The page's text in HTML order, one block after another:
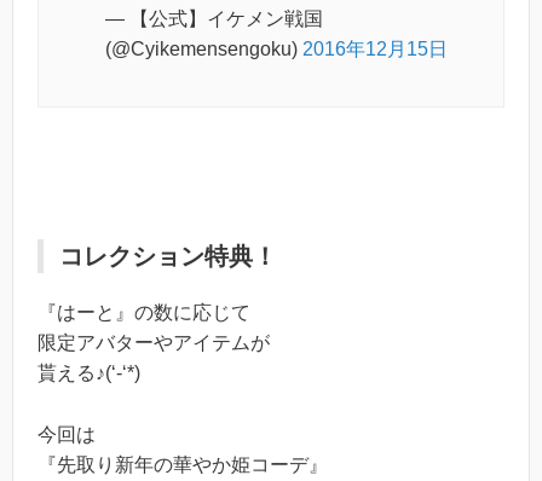
— 【公式】イケメン戦国
(@Cyikemensengoku) 2016年12月15日
コレクション特典！
『はーと』の数に応じて
限定アバターやアイテムが
貰える♪(‘-‘*)
今回は
『先取り新年の華やか姫コーデ』